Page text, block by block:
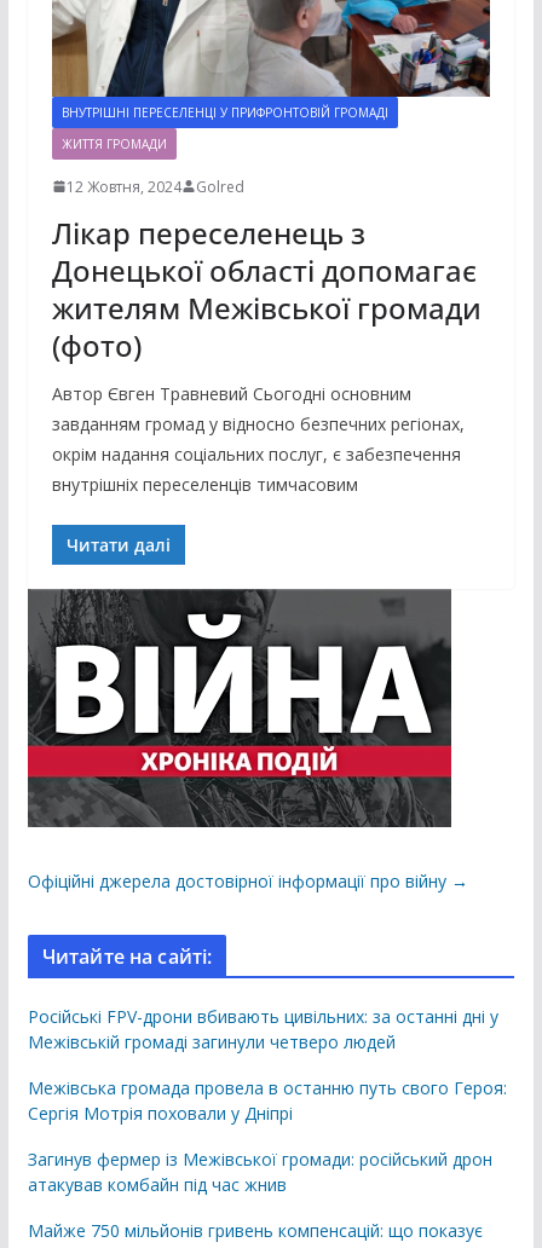
ВНУТРІШНІ ПЕРЕСЕЛЕНЦІ У ПРИФРОНТОВІЙ ГРОМАДІ
ЖИТТЯ ГРОМАДИ
12 Жовтня, 2024 Golred
Лікар переселенець з
Донецької області допомагає
жителям Межівської громади
(фото)
Автор Євген Травневий Сьогодні основним
завданням громад у відносно безпечних регіонах,
окрім надання соціальних послуг, є забезпечення
внутрішніх переселенців тимчасовим
Читати далі
Офіційні джерела достовірної інформації про війну →
Читайте на сайті:
Російські FPV-дрони вбивають цивільних: за останні дні у
Межівській громаді загинули четверо людей
Межівська громада провела в останню путь свого Героя:
Сергія Мотрія поховали у Дніпрі
Загинув фермер із Межівської громади: російський дрон
атакував комбайн під час жнив
Майже 750 мільйонів гривень компенсацій: що показує